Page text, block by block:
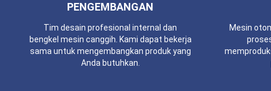
PENGEMBANGAN
Tim desain profesional internal dan
bengkel mesin canggih. Kami dapat bekerja
sama untuk mengembangkan produk yang
Anda butuhkan.
Mesin